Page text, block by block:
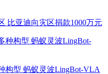
比亚迪向灾区捐款1000万元
构型 蚂蚁灵波LingBot-VLA